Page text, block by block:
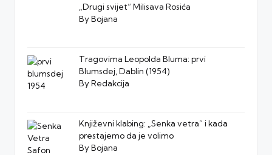
„Drugi svijet“ Milisava Rosića
By Bojana
Tragovima Leopolda Bluma: prvi
Blumsdej, Dablin (1954)
By Redakcija
Književni klabing: „Senka vetra” i kada
prestajemo da je volimo
By Bojana